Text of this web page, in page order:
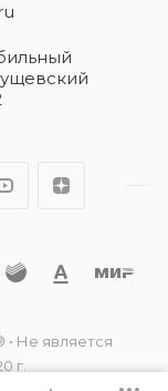
Не является
г.